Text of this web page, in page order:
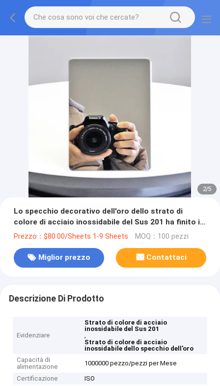
2/5
Lo specchio decorativo dell'oro dello strato di
colore di acciaio inossidabile del Sus 201 ha finito il
piatto degli ss
Prezzo：$80.00/Sheets 1-9 Sheets MOQ：100 pezzi
Miglior prezzo Contattaci
Descrizione Di Prodotto
Evidenziare
Strato di colore di acciaio
inossidabile del Sus 201
,
Strato di colore di acciaio
inossidabile dello specchio dell'oro
Capacità di
alimentazione
1000000 pezzo/pezzi per Mese
Certificazione ISO